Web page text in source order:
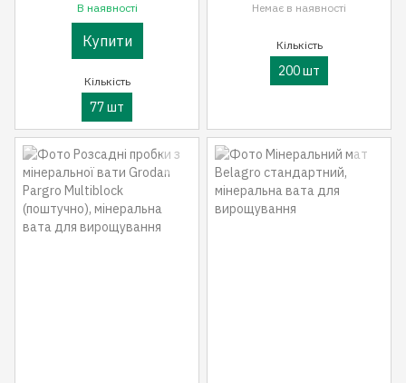
В наявності
Купити
Кількість
77 шт
Немає в наявності
Кількість
200 шт